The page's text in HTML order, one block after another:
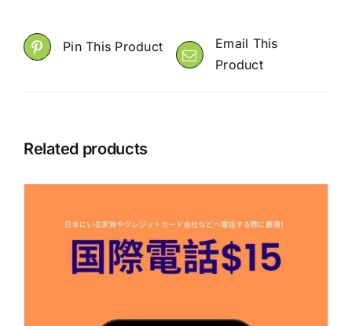
Pin This Product
Email This
Product
Related products